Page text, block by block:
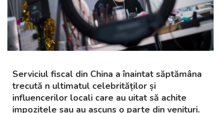
Serviciul fiscal din China a înaintat săptămâna
trecută n ultimatul celebrităților și
influencerilor locali care au uitat să achite
impozitele sau au ascuns o parte din venituri.